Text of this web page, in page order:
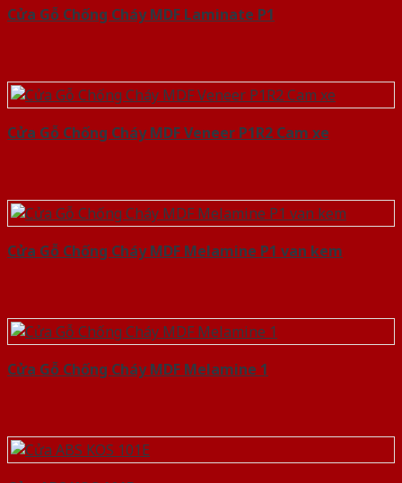
Cửa Gỗ Chống Cháy MDF Laminate P1
Cửa Gỗ Chống Cháy MDF Veneer P1R2 Cam xe
Cửa Gỗ Chống Cháy MDF Melamine P1 van kem
Cửa Gỗ Chống Cháy MDF Melamine 1